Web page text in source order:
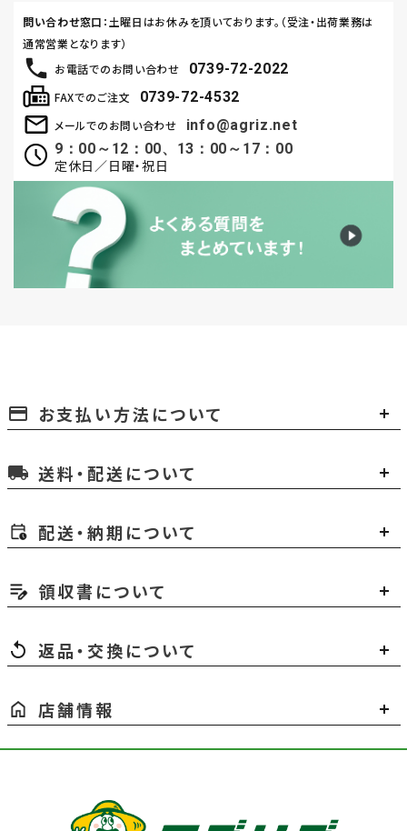
お電話でのお問い合わせ 0739-72-2022
メールでのお問い合わせ
info@agriz.net
9：00～12：00、13：00～17：00
定休日／日曜・祝日
FAXでのご注文 0739-72-4532
問い合わせ窓口 ：土曜日はお休みを頂いております。（受注・出荷業務は
通常営業となります）
payment お支払い方法について
local_shipping 送料・配送について
配送・納期について
領収書について
返品・交換について
店舗情報